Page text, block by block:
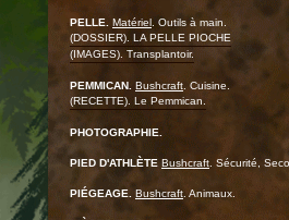
PELLE. Matériel . Outils à main.
(DOSSIER). LA PELLE PIOCHE
(IMAGES). Transplantoir.
PEMMICAN. Bushcraft . Cuisine.
(RECETTE). Le Pemmican.
PHOTOGRAPHIE.
PIED D'ATHLÈTE Bushcraft . Sécurité,
PIÉGEAGE. Bushcraft . Animaux.